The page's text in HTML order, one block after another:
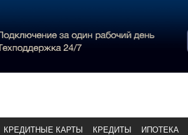
КРЕДИТНЫЕ КАРТЫ КРЕДИТЫ ИПОТЕКА